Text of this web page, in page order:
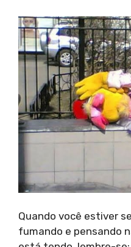
Quando você estiver
fumando e pensando